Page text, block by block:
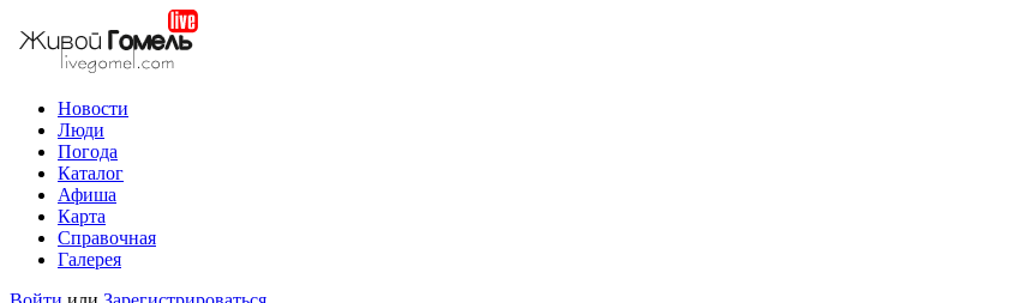
Новости
Люди
Погода
Каталог
Афиша
Карта
Справочная
Галерея